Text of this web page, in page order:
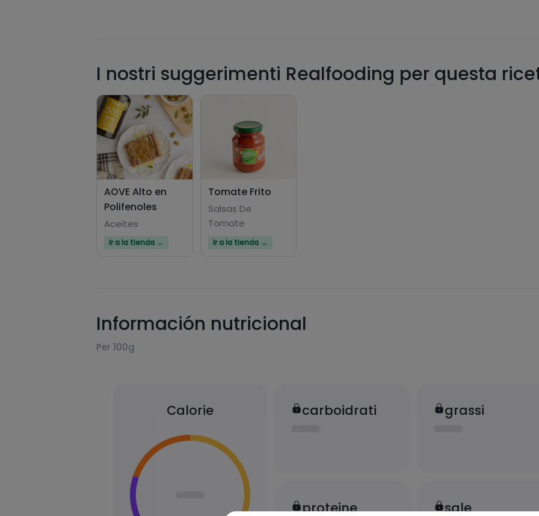
I nostri suggerimenti Realfooding per questa
AOVE Alto en
Polifenoles
Aceites
Ir a la tienda →
Tomate Frito
Salsas De
Tomate
Ir a la tienda →
Información nutricional
Per 100g
Calorie carboidrati
proteine
grassi
sale